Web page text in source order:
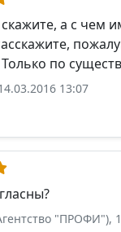
а с чем
по
13:07
"ПРОФИ"),